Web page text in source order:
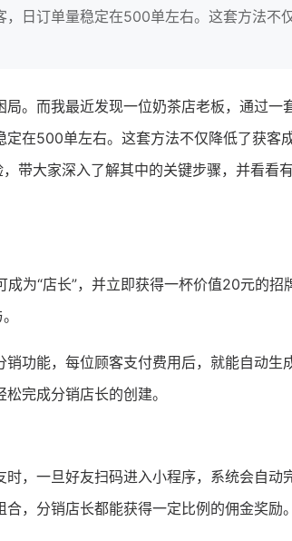
日订单量稳定在500单左右。这套方法不
。而我最近发现一位奶茶店老板，通过一
在500单左右。这套方法不仅降低了获客
带大家深入了解其中的关键步骤，并看看
成为“店长”，并立即获得一杯价值20元的招
销功能，每位顾客支付费用后，就能自动生
完成分销店长的创建。
，一旦好友扫码进入小程序，系统会自动
，分销店长都能获得一定比例的佣金奖励。
便拿下类目第一
他只用7年做到平台销
域如何破局？